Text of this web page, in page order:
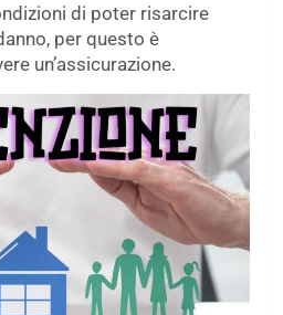
di poter risarcire
per questo è
un’assicurazione.